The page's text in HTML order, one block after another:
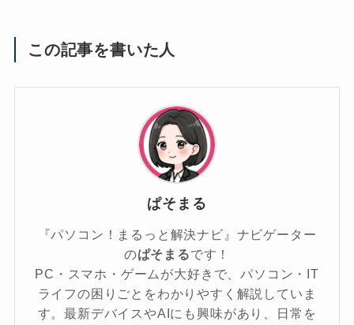
この記事を書いた人
ぱそまる
『パソコン！まるっと解決ナビ』ナビゲーター
のぱそまるです！
PC・スマホ・ゲームが大好きで、パソコン・IT
ライフの困りごとをわかりやすく解説していま
す。最新デバイスやAIにも興味があり、日常を